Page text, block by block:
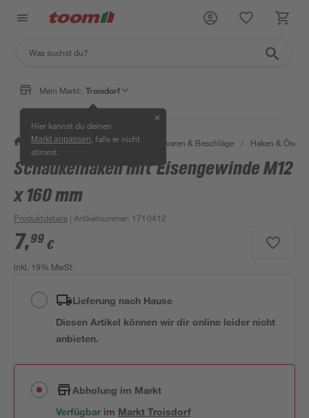
Mein Markt: Troisdorf
Hier kannst du deinen
Markt anpassen , falls er nicht
stimmt.
✕
/ Werkstatt & Maschinen / Eisenwaren & Beschläge / Haken & Ösen
Schaukelhaken mit Eisengewinde M12
x 160 mm
Produktdetails | Artikelnummer: 1710412
7,99 €
inkl. 19% MwSt.
Lieferung nach Hause
Diesen Artikel können wir dir online leider nicht
anbieten.
Abholung im Markt
Verfügbar im MarktTroisdorf